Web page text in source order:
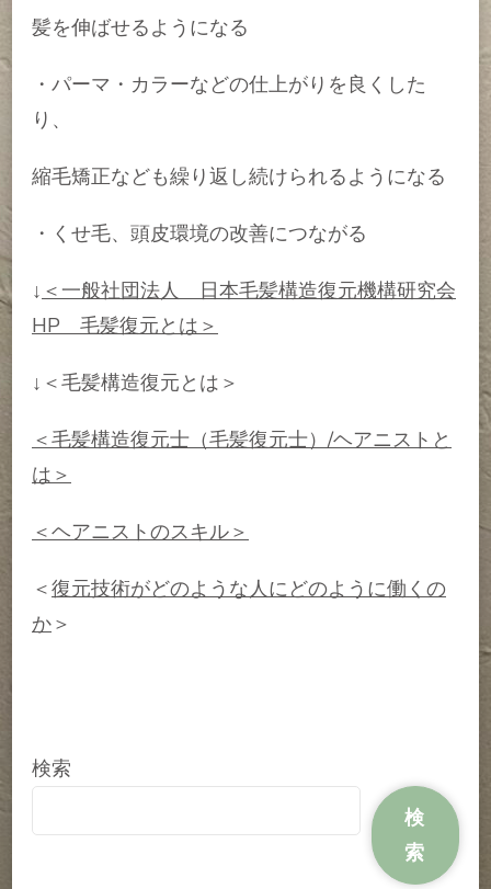
髪を伸ばせるようになる
・パーマ・カラーなどの仕上がりを良くした
り、
縮毛矯正なども繰り返し続けられるようになる
・くせ毛、頭皮環境の改善につながる
↓ ＜一般社団法人 日本毛髪構造復元機構研究会
HP 毛髪復元とは＞
↓＜毛髪構造復元とは＞
＜毛髪構造復元士（毛髪復元士）/ヘアニストと
は＞
＜ヘアニストのスキル＞
＜復元技術がどのような人にどのように働くの
か＞
検索
検
索